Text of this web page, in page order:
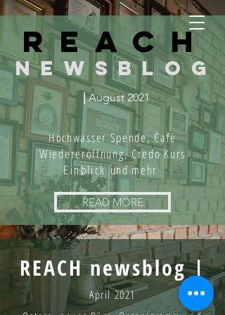
REACh
newsblog
|August 2021
Hochwasser Spende, Café
Wiedereröffnung, Credo Kurs
Einblickund mehr
READ MORE
REACH newsblog |
April 2021